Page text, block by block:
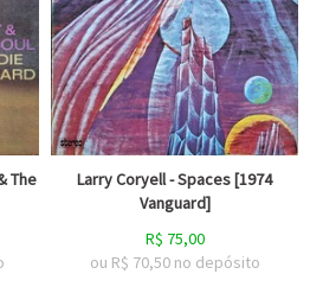
The
Larry Coryell - Spaces [1974
Vanguard]
R$ 75,00
ou R$ 70,50 no depósito